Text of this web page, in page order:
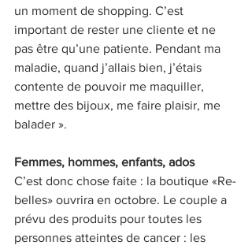
un moment de shopping. C’est
important de rester une cliente et ne
pas être qu’une patiente. Pendant ma
maladie, quand j’allais bien, j’étais
contente de pouvoir me maquiller,
mettre des bijoux, me faire plaisir, me
balader ».
Femmes, hommes, enfants, ados
C’est donc chose faite : la boutique «Re-
belles» ouvrira en octobre. Le couple a
prévu des produits pour toutes les
personnes atteintes de cancer : les